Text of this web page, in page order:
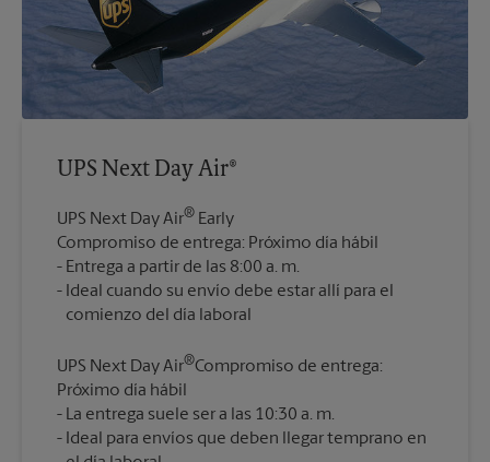
UPS Next Day Air®
UPS Next Day Air® Early
Compromiso de entrega: Próximo día hábil
Entrega a partir de las 8:00 a. m.
Ideal cuando su envío debe estar allí para el
UPS Next Day Air®Compromiso de entrega:
Próximo día hábil
La entrega suele ser a las 10:30 a. m.
Ideal para envíos que deben llegar temprano en